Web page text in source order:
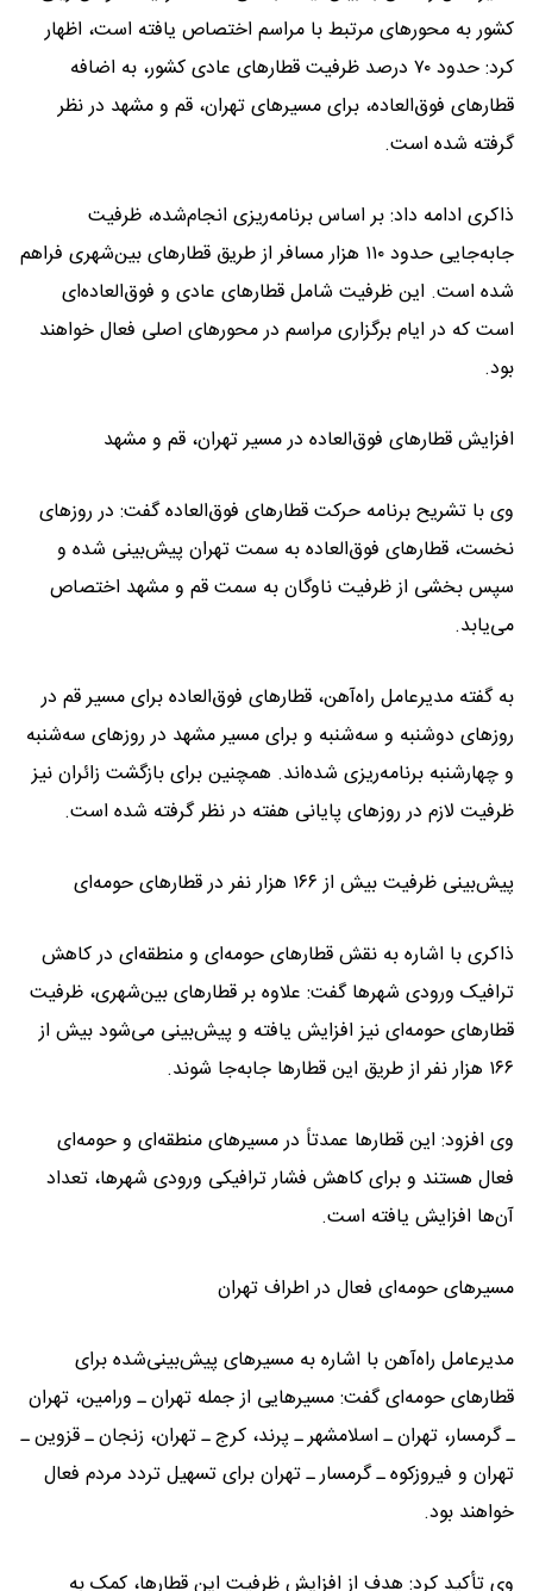
کشور به محورهای مرتبط با مراسم اختصاص یافته است، اظهار
کرد: حدود ۷۰ درصد ظرفیت قطارهای عادی کشور، به اضافه
قطارهای فوق‌العاده، برای مسیرهای تهران، قم و مشهد در نظر
گرفته شده است.
ذاکری ادامه داد: بر اساس برنامه‌ریزی انجام‌شده، ظرفیت
جابه‌جایی حدود ۱۱۰ هزار مسافر از طریق قطارهای بین‌شهری فراهم
شده است. این ظرفیت شامل قطارهای عادی و فوق‌العاده‌ای
است که در ایام برگزاری مراسم در محورهای اصلی فعال خواهند
بود.
افزایش قطارهای فوق‌العاده در مسیر تهران، قم و مشهد
وی با تشریح برنامه حرکت قطارهای فوق‌العاده گفت: در روزهای
نخست، قطارهای فوق‌العاده به سمت تهران پیش‌بینی شده و
سپس بخشی از ظرفیت ناوگان به سمت قم و مشهد اختصاص
می‌یابد.
به گفته مدیرعامل راه‌آهن، قطارهای فوق‌العاده برای مسیر قم در
روزهای دوشنبه و سه‌شنبه و برای مسیر مشهد در روزهای سه‌شنبه
و چهارشنبه برنامه‌ریزی شده‌اند. همچنین برای بازگشت زائران نیز
ظرفیت لازم در روزهای پایانی هفته در نظر گرفته شده است.
پیش‌بینی ظرفیت بیش از ۱۶۶ هزار نفر در قطارهای حومه‌ای
ذاکری با اشاره به نقش قطارهای حومه‌ای و منطقه‌ای در کاهش
ترافیک ورودی شهرها گفت: علاوه بر قطارهای بین‌شهری، ظرفیت
قطارهای حومه‌ای نیز افزایش یافته و پیش‌بینی می‌شود بیش از
۱۶۶ هزار نفر از طریق این قطارها جابه‌جا شوند.
وی افزود: این قطارها عمدتاً در مسیرهای منطقه‌ای و حومه‌ای
فعال هستند و برای کاهش فشار ترافیکی ورودی شهرها، تعداد
آن‌ها افزایش یافته است.
مسیرهای حومه‌ای فعال در اطراف تهران
مدیرعامل راه‌آهن با اشاره به مسیرهای پیش‌بینی‌شده برای
قطارهای حومه‌ای گفت: مسیرهایی از جمله تهران ـ ورامین، تهران
ـ گرمسار، تهران ـ اسلامشهر ـ پرند، کرج ـ تهران، زنجان ـ قزوین ـ
تهران و فیروزکوه ـ گرمسار ـ تهران برای تسهیل تردد مردم فعال
خواهند بود.
وی تأکید کرد: هدف از افزایش ظرفیت این قطارها، کمک به